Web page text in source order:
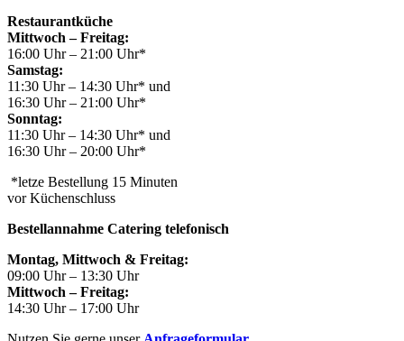
Restaurantküche
Mittwoch – Freitag:
16:00 Uhr – 21:00 Uhr*
Samstag:
11:30 Uhr – 14:30 Uhr* und
16:30 Uhr – 21:00 Uhr*
Sonntag:
11:30 Uhr – 14:30 Uhr* und
16:30 Uhr – 20:00 Uhr*
*letze Bestellung 15 Minuten
vor Küchenschluss
Bestellannahme Catering telefonisch
Montag, Mittwoch & Freitag:
09:00 Uhr – 13:30 Uhr
Mittwoch – Freitag:
14:30 Uhr – 17:00 Uhr